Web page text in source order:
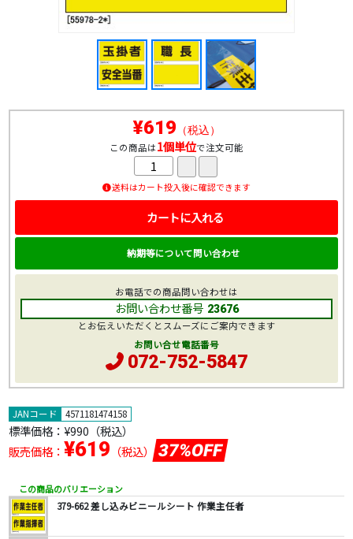
JANコード 4571181474158
標準価格： ¥990 （税込）
販売価格： ¥619 （税込） 37%OFF
この商品のバリエーション
379-662 差し込みビニールシート 作業主任者
¥619 （税込）
この商品は1個単位で注文可能
送料はカート投入後に確認できます
カートに入れる
納期等について問い合わせ
お電話での商品問い合わせは
お問い合わせ番号 23676
とお伝えいただくとスムーズにご案内できます
お問い合せ電話番号
072-752-5847